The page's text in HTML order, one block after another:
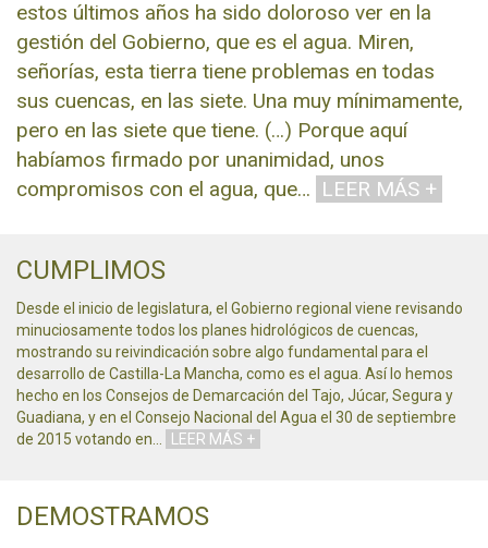
estos últimos años ha sido doloroso ver en la
gestión del Gobierno, que es el agua. Miren,
señorías, esta tierra tiene problemas en todas
sus cuencas, en las siete. Una muy mínimamente,
pero en las siete que tiene. (…) Porque aquí
habíamos firmado por unanimidad, unos
compromisos con el agua, que… LEER MÁS +
CUMPLIMOS
Desde el inicio de legislatura, el Gobierno regional viene revisando
minuciosamente todos los planes hidrológicos de cuencas,
mostrando su reivindicación sobre algo fundamental para el
desarrollo de Castilla-La Mancha, como es el agua. Así lo hemos
hecho en los Consejos de Demarcación del Tajo, Júcar, Segura y
Guadiana, y en el Consejo Nacional del Agua el 30 de septiembre
de 2015 votando en
LEER MÁS +
DEMOSTRAMOS